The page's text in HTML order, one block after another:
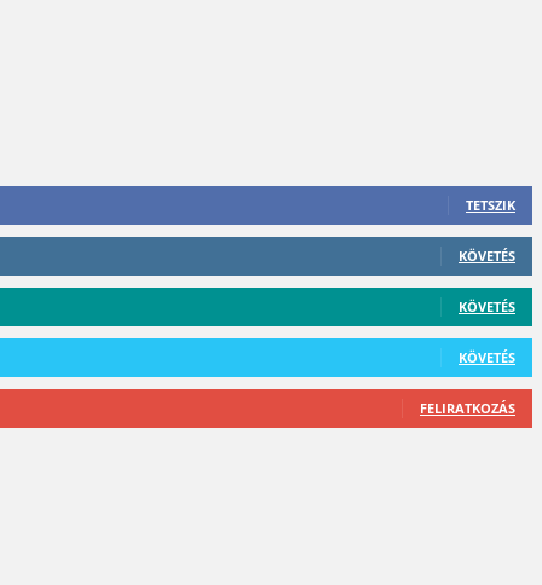
TETSZIK
KÖVETÉS
KÖVETÉS
KÖVETÉS
FELIRATKOZÁS